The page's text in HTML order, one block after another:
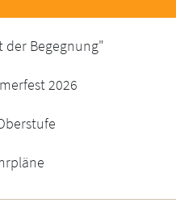
der Begegnung"
2026